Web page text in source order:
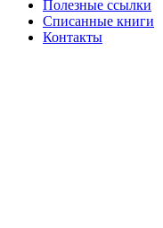
Полезные ссылки
Списанные книги
Контакты